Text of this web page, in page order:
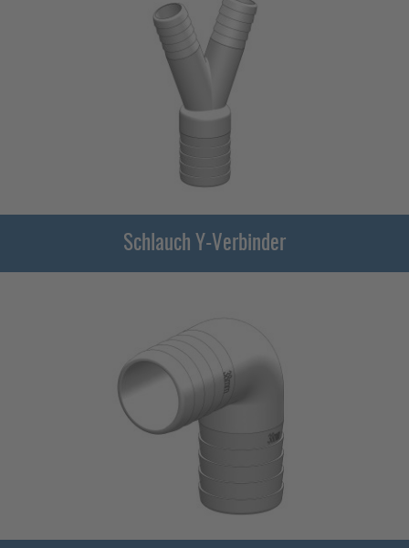
Schlauch Y-Verbinder